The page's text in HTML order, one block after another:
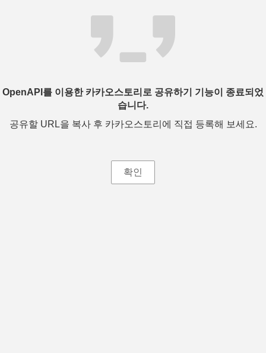
OpenAPI를 이용한 카카오스토리로 공유하기 기능이 종료되었
습니다.
공유할 URL을 복사 후 카카오스토리에 직접 등록해 보세요.
확인